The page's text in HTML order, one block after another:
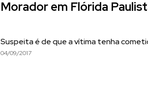
Morador em Flórida
Suspeita é de que a vítima tenha
04/09/2017